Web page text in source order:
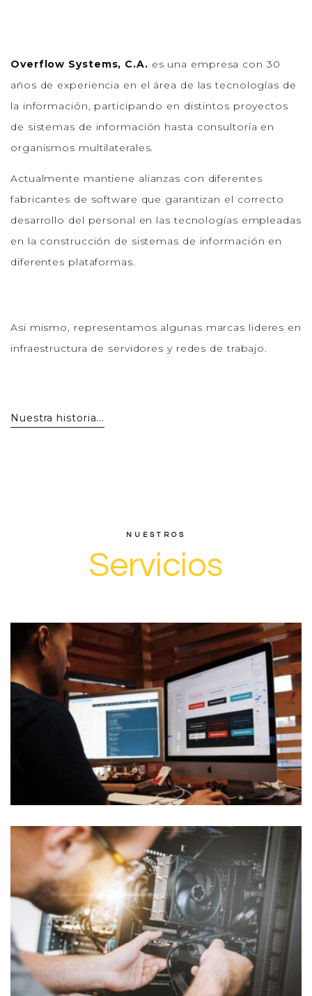
Overflow Systems, C.A. es una empresa con 30
años de experiencia en el área de las tecnologías de
la información, participando en distintos proyectos
de sistemas de información hasta consultoría en
organismos multilaterales.
Actualmente mantiene alianzas con diferentes
fabricantes de software que garantizan el correcto
desarrollo del personal en las tecnologías empleadas
en la construcción de sistemas de información en
diferentes plataformas.
Asi mismo, representamos algunas marcas lideres en
infraestructura de servidores y redes de trabajo.
Nuestra historia...
NUESTROS
Servicios